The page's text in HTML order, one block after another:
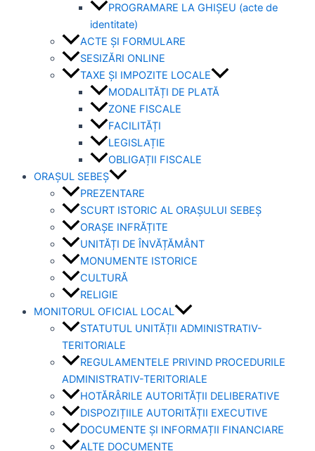
PROGRAMARE LA GHIȘEU (acte de
identitate)
ACTE ȘI FORMULARE
SESIZĂRI ONLINE
TAXE ȘI IMPOZITE LOCALE
MODALITĂȚI DE PLATĂ
ZONE FISCALE
FACILITĂȚI
LEGISLAȚIE
OBLIGAȚII FISCALE
ORAȘUL SEBEȘ
PREZENTARE
SCURT ISTORIC AL ORAȘULUI SEBEȘ
ORAȘE INFRĂȚITE
UNITĂȚI DE ÎNVĂȚĂMÂNT
MONUMENTE ISTORICE
CULTURĂ
RELIGIE
MONITORUL OFICIAL LOCAL
STATUTUL UNITĂȚII ADMINISTRATIV-
TERITORIALE
REGULAMENTELE PRIVIND PROCEDURILE
ADMINISTRATIV-TERITORIALE
HOTĂRÂRILE AUTORITĂȚII DELIBERATIVE
DISPOZIȚIILE AUTORITĂȚII EXECUTIVE
DOCUMENTE ȘI INFORMAȚII FINANCIARE
ALTE DOCUMENTE